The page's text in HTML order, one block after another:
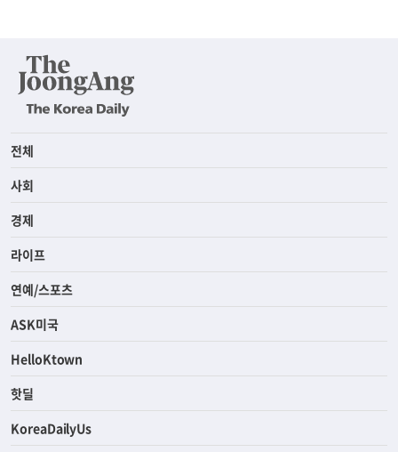
전체
사회
경제
라이프
연예/스포츠
ASK미국
HelloKtown
핫딜
KoreaDailyUs